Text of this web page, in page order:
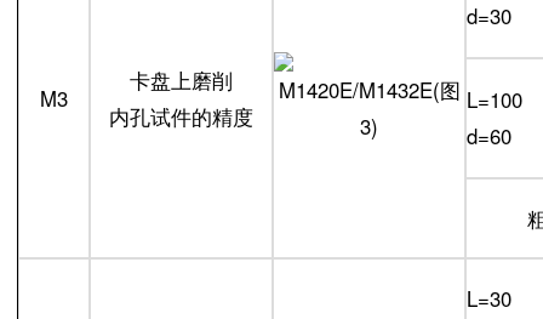
M3
卡盘上磨削
内孔试件的精度
d=30
L=100
d=60
L=30